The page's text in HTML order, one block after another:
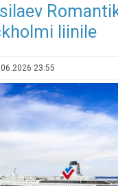
liinile
23:55